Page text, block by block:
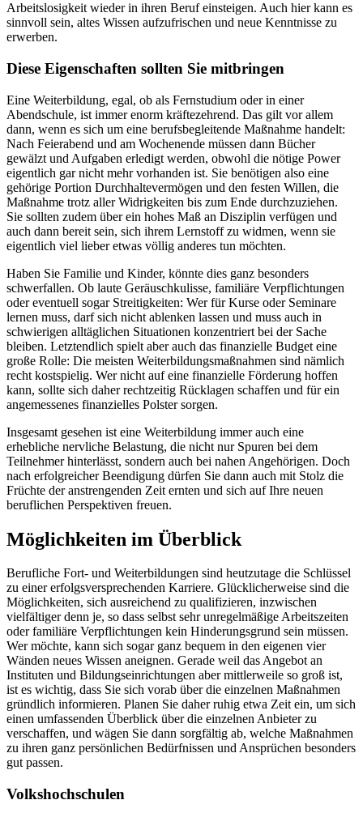
Arbeitslosigkeit wieder in ihren Beruf einsteigen. Auch hier kann es
sinnvoll sein, altes Wissen aufzufrischen und neue Kenntnisse zu
erwerben.
Diese Eigenschaften sollten Sie mitbringen
Eine Weiterbildung, egal, ob als Fernstudium oder in einer
Abendschule, ist immer enorm kräftezehrend. Das gilt vor allem
dann, wenn es sich um eine berufsbegleitende Maßnahme handelt:
Nach Feierabend und am Wochenende müssen dann Bücher
gewälzt und Aufgaben erledigt werden, obwohl die nötige Power
eigentlich gar nicht mehr vorhanden ist. Sie benötigen also eine
gehörige Portion Durchhaltevermögen und den festen Willen, die
Maßnahme trotz aller Widrigkeiten bis zum Ende durchzuziehen.
Sie sollten zudem über ein hohes Maß an Disziplin verfügen und
auch dann bereit sein, sich ihrem Lernstoff zu widmen, wenn sie
eigentlich viel lieber etwas völlig anderes tun möchten.
Haben Sie Familie und Kinder, könnte dies ganz besonders
schwerfallen. Ob laute Geräuschkulisse, familiäre Verpflichtungen
oder eventuell sogar Streitigkeiten: Wer für Kurse oder Seminare
lernen muss, darf sich nicht ablenken lassen und muss auch in
schwierigen alltäglichen Situationen konzentriert bei der Sache
bleiben. Letztendlich spielt aber auch das finanzielle Budget eine
große Rolle: Die meisten Weiterbildungsmaßnahmen sind nämlich
recht kostspielig. Wer nicht auf eine finanzielle Förderung hoffen
kann, sollte sich daher rechtzeitig Rücklagen schaffen und für ein
angemessenes finanzielles Polster sorgen.
Insgesamt gesehen ist eine Weiterbildung immer auch eine
erhebliche nervliche Belastung, die nicht nur Spuren bei dem
Teilnehmer hinterlässt, sondern auch bei nahen Angehörigen. Doch
nach erfolgreicher Beendigung dürfen Sie dann auch mit Stolz die
Früchte der anstrengenden Zeit ernten und sich auf Ihre neuen
beruflichen Perspektiven freuen.
Möglichkeiten im Überblick
Berufliche Fort- und Weiterbildungen sind heutzutage die Schlüssel
zu einer erfolgsversprechenden Karriere. Glücklicherweise sind die
Möglichkeiten, sich ausreichend zu qualifizieren, inzwischen
vielfältiger denn je, so dass selbst sehr unregelmäßige Arbeitszeiten
oder familiäre Verpflichtungen kein Hinderungsgrund sein müssen.
Wer möchte, kann sich sogar ganz bequem in den eigenen vier
Wänden neues Wissen aneignen. Gerade weil das Angebot an
Instituten und Bildungseinrichtungen aber mittlerweile so groß ist,
ist es wichtig, dass Sie sich vorab über die einzelnen Maßnahmen
gründlich informieren. Planen Sie daher ruhig etwa Zeit ein, um sich
einen umfassenden Überblick über die einzelnen Anbieter zu
verschaffen, und wägen Sie dann sorgfältig ab, welche Maßnahmen
zu ihren ganz persönlichen Bedürfnissen und Ansprüchen besonders
gut passen.
Volkshochschulen